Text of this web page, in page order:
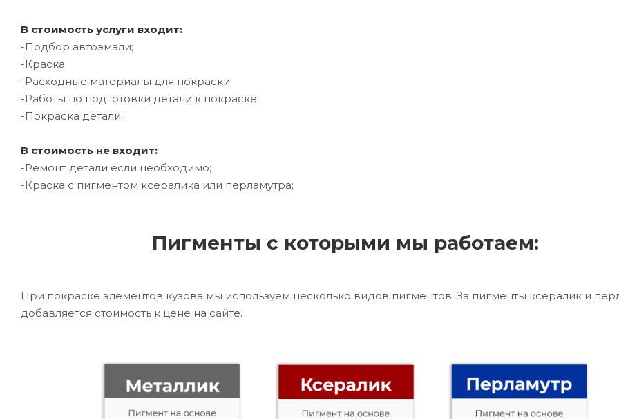
В стоимость услуги входит:
-Подбор автоэмали;
-Краска;
-Расходные материалы для покраски;
-Работы по подготовки детали к покраске;
-Покраска детали;
В стоимость не входит:
-Ремонт детали если необходимо;
-Краска с пигментом ксералика или перламутра;
Пигменты с которыми мы работаем:
При покраске элементов кузова мы используем несколько видов пигментов. За пигменты ксералик и
добавляется стоимость к цене на сайте.